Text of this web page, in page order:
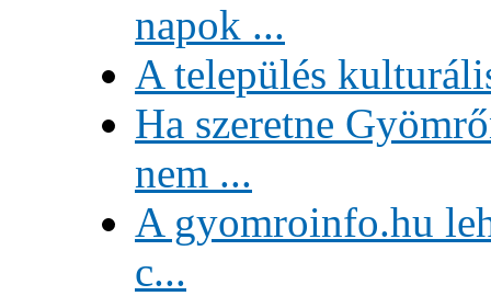
napok ...
A település
Ha szeretne
nem ...
A gyomroinfo.hu
c...